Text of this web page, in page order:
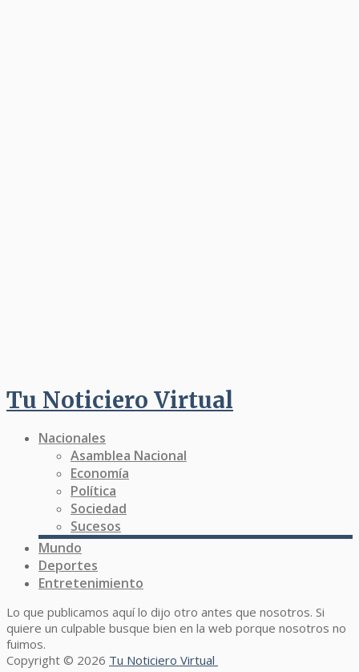
Tu Noticiero Virtual
Nacionales
Asamblea Nacional
Economía
Política
Sociedad
Sucesos
Mundo
Deportes
Entretenimiento
Lo que publicamos aquí lo dijo otro antes que nosotros. Si
quiere un culpable busque bien en la web porque nosotros no
fuimos.
Copyright © 2026 Tu Noticiero Virtual